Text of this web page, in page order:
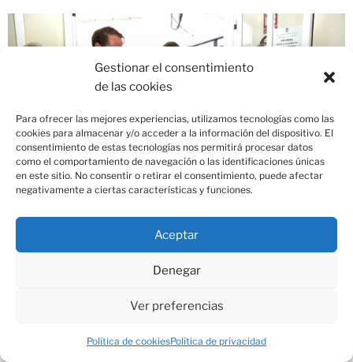
Gestionar el consentimiento
de las cookies
Para ofrecer las mejores experiencias, utilizamos tecnologías como las
cookies para almacenar y/o acceder a la información del dispositivo. El
consentimiento de estas tecnologías nos permitirá procesar datos
como el comportamiento de navegación o las identificaciones únicas
en este sitio. No consentir o retirar el consentimiento, puede afectar
negativamente a ciertas características y funciones.
Aceptar
Denegar
Ver preferencias
Política de cookiesPolítica de privacidad
Inauguración XVIII SEMANA CULTURAL de Moral de
VI Edicción MASCARÁVILA. Piedralaves, 30 marzo 2019.